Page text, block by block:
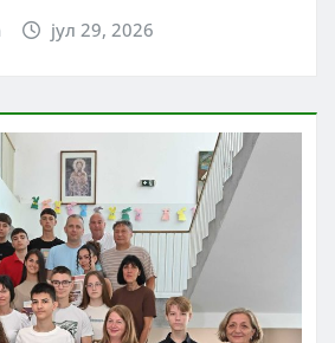
јул 29, 2026